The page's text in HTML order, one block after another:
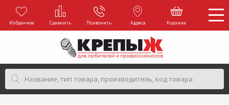
Избранное Сравнить Позвонить Адреса Корзина